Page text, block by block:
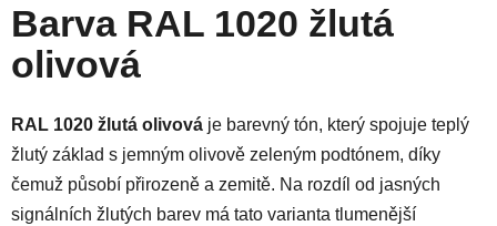
Barva RAL 1020 žlutá
olivová
RAL 1020 žlutá olivová je barevný tón, který spojuje teplý
žlutý základ s jemným olivově zeleným podtónem, díky
čemuž působí přirozeně a zemitě. Na rozdíl od jasných
signálních žlutých barev má tato varianta tlumenější